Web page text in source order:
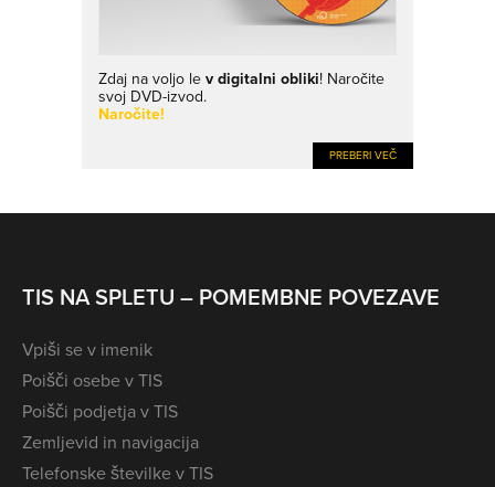
Zdaj na voljo lev digitalni obliki! Naročite
svoj DVD-izvod.
Naročite!
PREBERI VEČ
TIS NA SPLETU – POMEMBNE POVEZAVE
Vpiši se v imenik
Poišči osebe v TIS
Poišči podjetja v TIS
Zemljevid in navigacija
Telefonske številke v TIS